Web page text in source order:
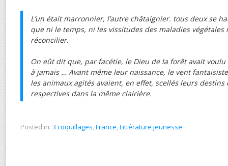
L’un était marronnier, l’autre châtaignier. tous deux se
que ni le temps, ni les vissitudes des maladies végétales
réconcilier.
On eût dit que, par facétie, le Dieu de la forêt avait
à jamais … Avant même leur naissance, le vent
les animaux agités avaient, en effet, scellés leurs
respectives dans la même clairière.
Posted in: 3 coquillages,France,Littérature jeunesse